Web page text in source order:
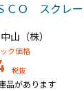
ＣＯ スクレ
山（株）
ク価格
税抜
品があります